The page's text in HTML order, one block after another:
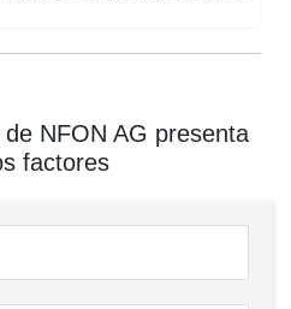
NFON AG presenta
factores